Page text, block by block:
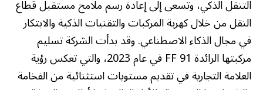
التنقل الذكي، وتسعى إلى إعادة رسم ملامح مستقبل قطاع
النقل من خلال كهربة المركبات والتقنيات الذكية والابتكار
في مجال الذكاء الاصطناعي. وقد بدأت الشركة تسليم
مركبتها الرائدة FF 91 في عام 2023، والتي تعكس رؤية
العلامة التجارية في تقديم مستويات استثنائية من الفخامة